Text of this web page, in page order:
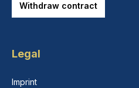
Withdraw contract
Legal
Imprint